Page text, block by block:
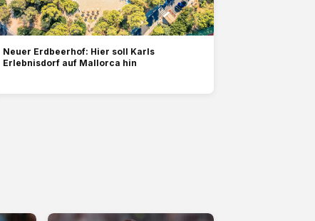
Neuer Erdbeerhof: Hier soll Karls
Erlebnisdorf auf Mallorca hin